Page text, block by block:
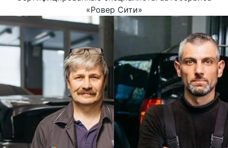
«Ровер Сити»